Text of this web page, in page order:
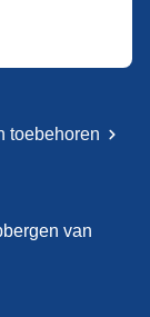
toebehoren
van